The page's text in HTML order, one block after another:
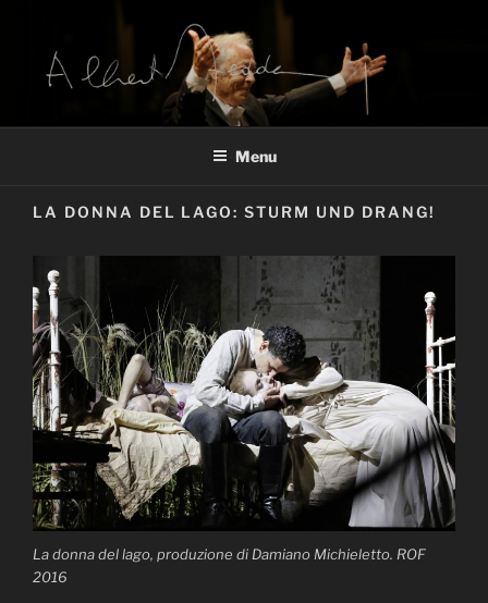
contenuto
ARCHIVIO ALBERTO ZEDDA
Alberto Zedda sito ufficiale
Menu
LA DONNA DEL LAGO: STURM UND DRANG!
La donna del lago, produzione di Damiano Michieletto. ROF
2016